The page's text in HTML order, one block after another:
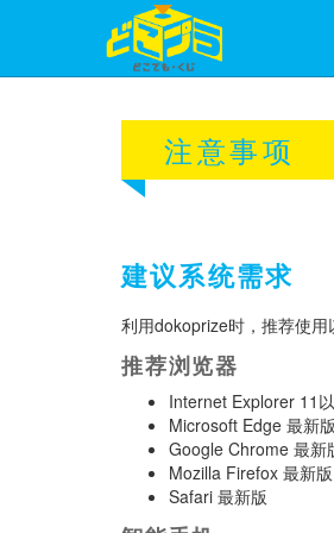
注意事项
建议系统需求
利用dokoprize时，推荐使
推荐浏览器
Internet Explorer 11
Microsoft Edge 最新版
Google Chrome 最新
Mozilla Firefox 最新版
Safari 最新版